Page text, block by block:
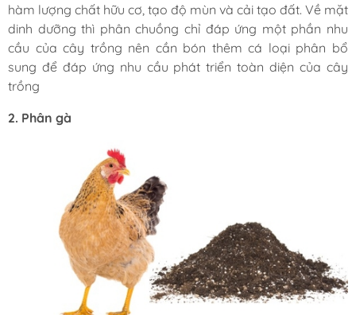
hàm lượng chất hữu cơ, tạo độ mùn và cải tạo đất. Về mặt
dinh dưỡng thì phân chuồng chỉ đáp ứng một phần nhu
cầu của cây trồng nên cần bón thêm cá loại phân bổ
sung để đáp ứng nhu cầu phát triển toàn diện của cây
trồng
2. Phân gà